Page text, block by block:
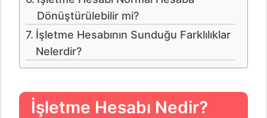
Dönüştürülebilir mi?
İşletme Hesabının Sunduğu Farklılıklar
Nelerdir?
İşletme Hesabı Nedir?